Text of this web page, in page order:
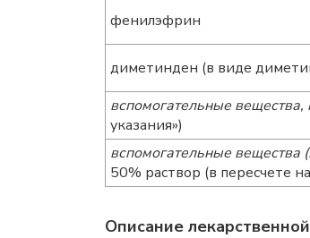
фенилэфрин
диметинден (в виде
вспомогательные вещества,
указания»)
вспомогательные вещества
50% раствор (в пересчете
Описание